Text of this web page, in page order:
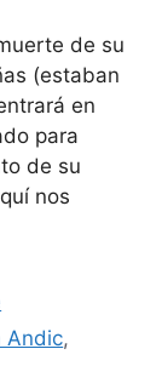
de su
(estaban
en
para
de su
nos
Andic,